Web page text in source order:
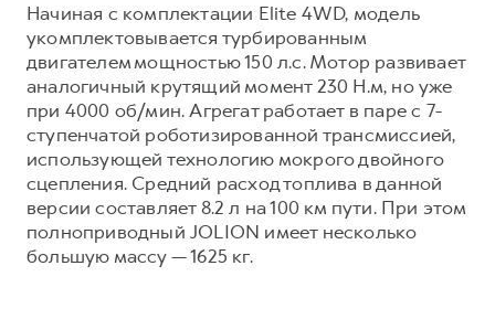
Начиная с комплектации Elite 4WD, модель
укомплектовывается турбированным
двигателем мощностью 150 л.с. Мотор развивает
аналогичный крутящий момент 230 Н.м, но уже
при 4000 об/мин. Агрегат работает в паре с 7-
ступенчатой роботизированной трансмиссией,
использующей технологию мокрого двойного
сцепления. Средний расход топлива в данной
версии составляет 8.2 л на 100 км пути. При этом
полноприводный JOLION имеет несколько
большую массу — 1625 кг.